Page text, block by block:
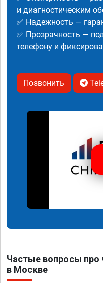
и диагностическим
✅ Надежность —
✅ Прозрачность —
телефону и
Позвонить
Частые вопросы про
в Москве